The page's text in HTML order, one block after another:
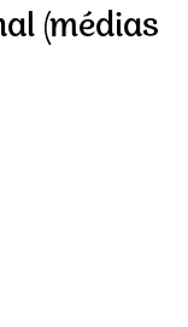
(médias